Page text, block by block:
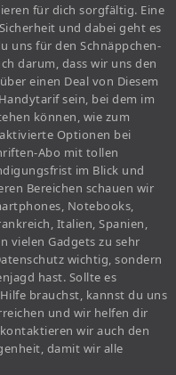
für dich sorgfältig. Eine
und dabei geht es
uns für den Schnäppchen-
darum, dass wir uns den
einen Deal von Diesem
sein, bei dem im
können, wie zum
Optionen bei
Abo mit tollen
im Blick und
Bereichen schauen wir
Notebooks,
Italien, Spanien,
vielen Gadgets zu sehr
wichtig, sondern
hast. Sollte es
brauchst, kannst du uns
und wir helfen dir
wir auch den
damit wir alle